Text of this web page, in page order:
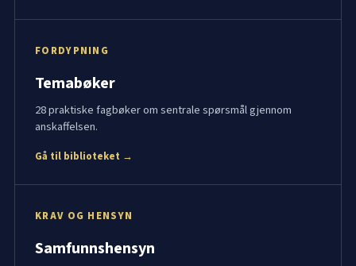
FORDYPNING
Temabøker
28 praktiske fagbøker om sentrale spørsmål gjennom
anskaffelsen.
Gå til biblioteket →
KRAV OG HENSYN
Samfunnshensyn